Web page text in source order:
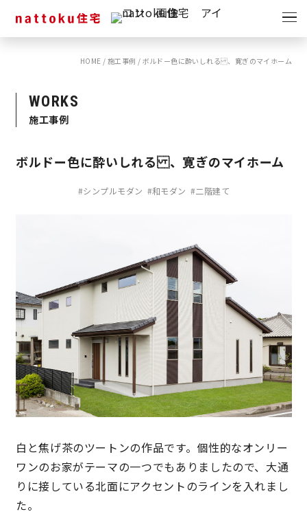
イベント
キャンペーン
ショールーム
モデルハウス
スタッフブログ
営業時間／10:00～20:00 定休日／年末年始
タップで電話をかける
来店・見学予約
OWNER’S SITE オーナーズサイト
HOME / 施工事例 / ボルドー色に酔いしれる 、寛ぎのマイホーム
WORKS
施工事例
ボルドー色に酔いしれる 、寛ぎのマイホーム
#シンプルモダン #和モダン #二階建て
白と焦げ茶のツートンの作品です。個性的なオンリー
ワンのお家がテーマの一つでもありましたので、大通
りに接している北面にアクセントのラインを入れまし
た。